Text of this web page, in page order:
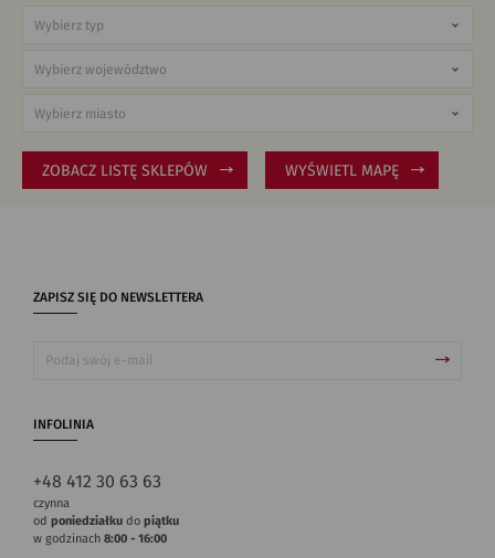
ZOBACZ LISTĘ SKLEPÓW WYŚWIETL MAPĘ
ZAPISZ SIĘ DO NEWSLETTERA
INFOLINIA
+48 412 30 63 63
czynna
od poniedziałku do piątku
w godzinach 8:00 - 16:00